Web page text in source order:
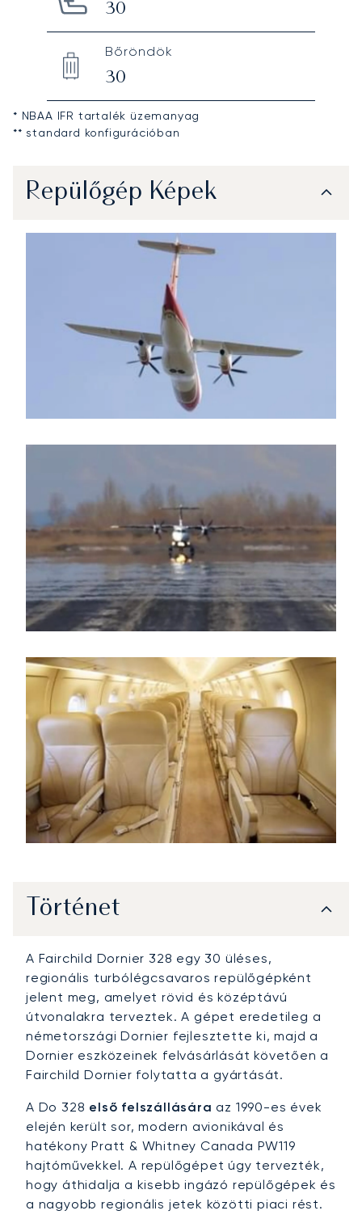
30
Bőröndök
30
* NBAA IFR tartalék üzemanyag
** standard konfigurációban
Repülőgép Képek
Történet
A Fairchild Dornier 328 egy 30 üléses,
regionális turbólégcsavaros repülőgépként
jelent meg, amelyet rövid és középtávú
útvonalakra terveztek. A gépet eredetileg a
németországi Dornier fejlesztette ki, majd a
Dornier eszközeinek felvásárlását követően a
Fairchild Dornier folytatta a gyártását.
A Do 328 első felszállására az 1990-es évek
elején került sor, modern avionikával és
hatékony Pratt & Whitney Canada PW119
hajtóművekkel. A repülőgépet úgy tervezték,
hogy áthidalja a kisebb ingázó repülőgépek és
a nagyobb regionális jetek közötti piaci rést.